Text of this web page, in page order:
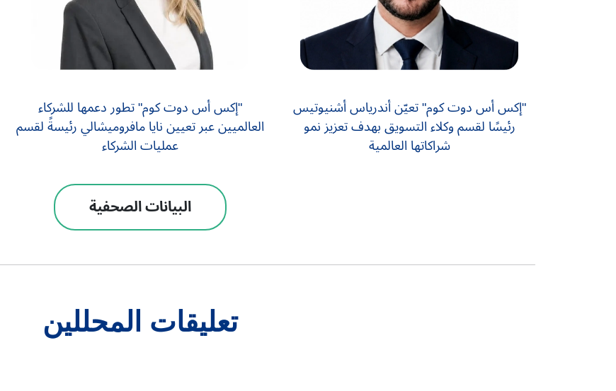
"إكس أس دوت كوم" تعيّن أندرياس أشنيوتيس
رئيسًا لقسم وكلاء التسويق بهدف تعزيز نمو
شراكاتها العالمية
"إكس أس دوت كوم" تطور دعمها للشركاء
العالميين عبر تعيين نايا مافروميشالي رئيسةً لقسم
عمليات الشركاء
البيانات الصحفية
تعليقات المحللين